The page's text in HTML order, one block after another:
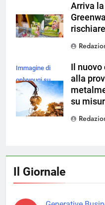
Arriva la
Immagine di
onlyyouqj su
Magnific
Il nuovo
alla
su
Il Giornale